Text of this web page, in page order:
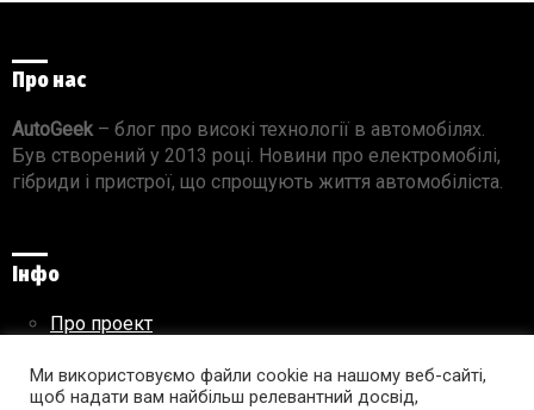
Про нас
AutoGeek– блог про високі технології в автомобілях.
Був створений у 2013 році. Новини про електромобілі,
гібриди і пристрої, що спрощують життя автомобіліста.
Інфо
Про проект
Правила використання матеріалів
Ми використовуємо файли cookie на нашому веб-сайті,
щоб надати вам найбільш релевантний досвід,